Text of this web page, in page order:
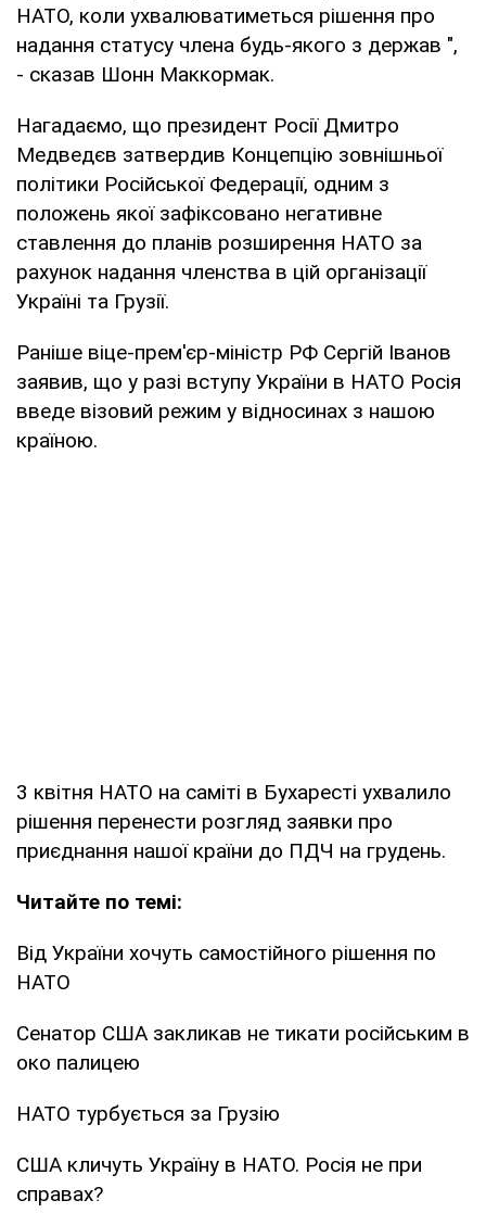
НАТО, коли ухвалюватиметься рішення про
надання статусу члена будь-якого з держав ",
- сказав Шонн Маккормак.
Нагадаємо, що президент Росії Дмитро
Медведєв затвердив Концепцію зовнішньої
політики Російської Федерації, одним з
положень якої зафіксовано негативне
ставлення до планів розширення НАТО за
рахунок надання членства в цій організації
Україні та Грузії.
Раніше віце-прем'єр-міністр РФ Сергій Іванов
заявив, що у разі вступу України в НАТО Росія
введе візовий режим у відносинах з нашою
країною.
3 квітня НАТО на саміті в Бухаресті ухвалило
рішення перенести розгляд заявки про
приєднання нашої країни до ПДЧ на грудень.
Читайте по темі:
Від України хочуть самостійного рішення по
НАТО
Cенатор США закликав не тикати російським в
око палицею
НАТО турбується за Грузію
США кличуть Україну в НАТО. Росія не при
справах?